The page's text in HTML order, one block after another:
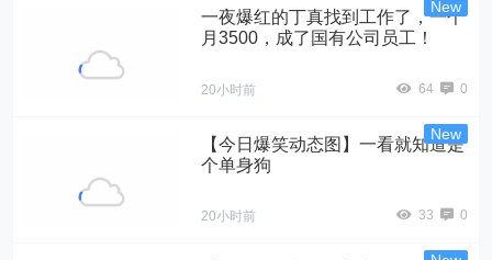
一夜爆红的丁真找到工作了，一个
月3500，成了国有公司员工！
20小时前 64 0
【今日爆笑动态图】一看就知道是
个单身狗
20小时前 33 0